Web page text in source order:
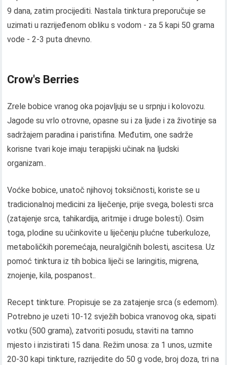
9 dana, zatim procijediti. Nastala tinktura preporučuje se
uzimati u razrijeđenom obliku s vodom - za 5 kapi 50 grama
vode - 2-3 puta dnevno.
Crow's Berries
Zrele bobice vranog oka pojavljuju se u srpnju i kolovozu.
Jagode su vrlo otrovne, opasne su i za ljude i za životinje sa
sadržajem paradina i paristifina. Međutim, one sadrže
korisne tvari koje imaju terapijski učinak na ljudski
organizam..
Voćke bobice, unatoč njihovoj toksičnosti, koriste se u
tradicionalnoj medicini za liječenje, prije svega, bolesti srca
(zatajenje srca, tahikardija, aritmije i druge bolesti). Osim
toga, plodine su učinkovite u liječenju plućne tuberkuloze,
metaboličkih poremećaja, neuralgičnih bolesti, ascitesa. Uz
pomoć tinktura iz tih bobica liječi se laringitis, migrena,
znojenje, kila, pospanost..
Recept tinkture. Propisuje se za zatajenje srca (s edemom).
Potrebno je uzeti 10-12 svježih bobica vranovog oka, sipati
votku (500 grama), zatvoriti posudu, staviti na tamno
mjesto i inzistirati 15 dana. Režim unosa: za 1 unos, uzmite
20-30 kapi tinkture, razrijedite do 50 g vode, broj doza, tri na